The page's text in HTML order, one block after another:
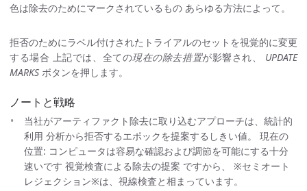
色は除去のためにマークされているもの あらゆる方法によって。
拒否のためにラベル付けされたトライアルのセットを視覚的に変更
する場合 上記では、全ての現在の除去措置が影響され、 UPDATE
MARKS ボタンを押します。
ノートと戦略
当社がアーティファクト除去に取り込むアプローチは、統計的
利用 分析から拒否するエポックを提案するしきい値。 現在の
位置: コンピュータは容易な確認および調節を可能にする十分
速いです 視覚検査による除去の提案 ですから、 ※セミオート
レジェクション※は、視線検査と相まっています。